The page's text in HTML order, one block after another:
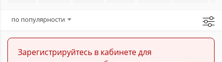
по популярности
Зарегистрируйтесь в кабинете для